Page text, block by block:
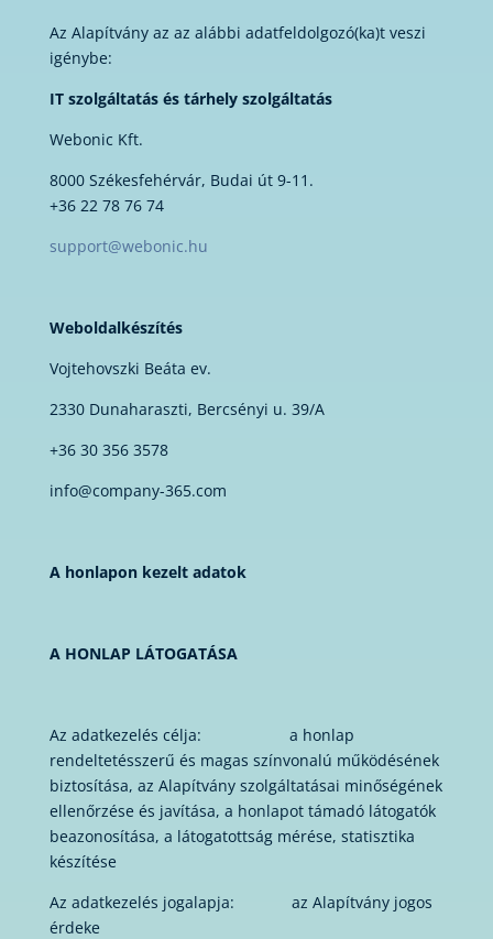
Az Alapítvány az az alábbi adatfeldolgozó(ka)t veszi
igénybe:
IT szolgáltatás és tárhely szolgáltatás
Webonic Kft.
8000 Székesfehérvár, Budai út 9-11.
+36 22 78 76 74
support@webonic.hu
Weboldalkészítés
Vojtehovszki Beáta ev.
2330 Dunaharaszti, Bercsényi u. 39/A
+36 30 356 3578
info@company-365.com
A honlapon kezelt adatok
A HONLAP LÁTOGATÁSA
Az adatkezelés célja: a honlap
rendeltetésszerű és magas színvonalú működésének
biztosítása, az Alapítvány szolgáltatásai minőségének
ellenőrzése és javítása, a honlapot támadó látogatók
beazonosítása, a látogatottság mérése, statisztika
készítése
Az adatkezelés jogalapja: az Alapítvány jogos
érdeke